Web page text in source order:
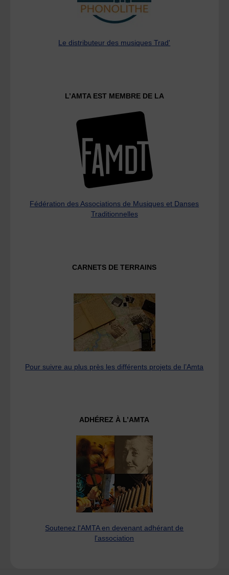
Le distributeur des musiques Trad'
L’AMTA EST MEMBRE DE LA
Fédération des Associations de Musiques et Danses
Traditionnelles
CARNETS DE TERRAINS
Pour suivre au plus près les différents projets de l’Amta
ADHÉREZ À L’AMTA
Soutenez l'AMTA en devenant adhérant de
l'association